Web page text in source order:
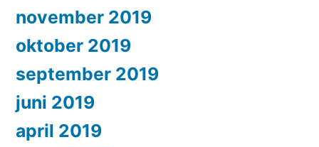
november 2019
oktober 2019
september 2019
juni 2019
april 2019